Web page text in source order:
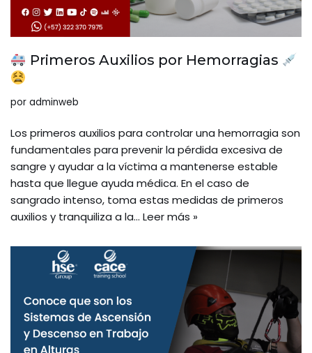
Primeros Auxilios por Hemorragias
por adminweb
Los primeros auxilios para controlar una hemorragia son
fundamentales para prevenir la pérdida excesiva de
sangre y ayudar a la víctima a mantenerse estable
hasta que llegue ayuda médica. En el caso de
sangrado intenso, toma estas medidas de primeros
auxilios y tranquiliza a la… Leer más »